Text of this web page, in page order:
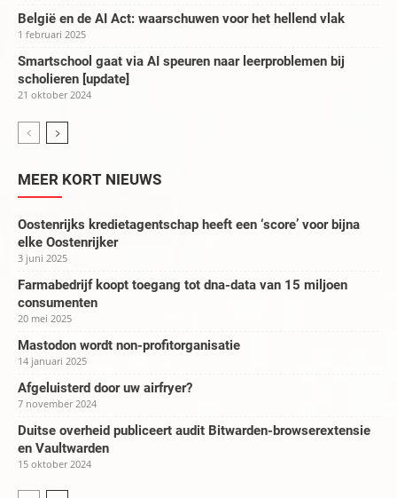
België en de AI Act: waarschuwen voor het hellend vlak
1 februari 2025
Smartschool gaat via AI speuren naar leerproblemen bij
scholieren [update]
21 oktober 2024
MEER KORT NIEUWS
Oostenrijks kredietagentschap heeft een ‘score’ voor bijna
elke Oostenrijker
3 juni 2025
Farmabedrijf koopt toegang tot dna-data van 15 miljoen
consumenten
20 mei 2025
Mastodon wordt non-profitorganisatie
14 januari 2025
Afgeluisterd door uw airfryer?
7 november 2024
Duitse overheid publiceert audit Bitwarden-browserextensie
en Vaultwarden
15 oktober 2024